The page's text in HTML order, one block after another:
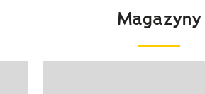
Magazyny